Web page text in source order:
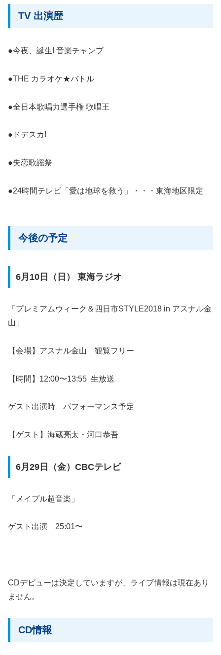
TV 出演歴
●今夜、誕生! 音楽チャンプ
●THE カラオケ★バトル
●全日本歌唱力選手権 歌唱王
●ドデスカ!
●失恋歌謡祭
●24時間テレビ「愛は地球を救う」・・・東海地区限定
今後の予定
6月10日（日） 東海ラジオ
「プレミアムウィーク＆四日市STYLE2018 in アスナル金
山」
【会場】アスナル金山 観覧フリー
【時間】12:00〜13:55 生放送
ゲスト出演時 パフォーマンス予定
【ゲスト】海蔵亮太・河口恭吾
6月29日（金）CBCテレビ
「メイプル超音楽」
ゲスト出演 25:01〜
CDデビューは決定していますが、ライブ情報は現在あり
ません。
CD情報